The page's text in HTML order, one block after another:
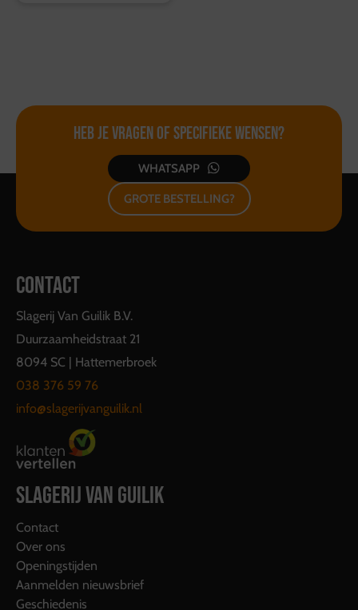
Heb je vragen ofspecifieke wensen?
WHATSAPP
GROTE BESTELLING?
CONTACT
Slagerij Van Guilik B.V.
Duurzaamheidstraat 21
8094 SC | Hattemerbroek
038 376 59 76
info@slagerijvanguilik.nl
SLAGERIJ VAN GUILIK
Contact
Over ons
Openingstijden
Aanmelden nieuwsbrief
Geschiedenis